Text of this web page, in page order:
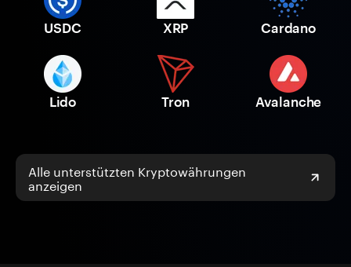
USDC XRP Cardano
Lido Tron Avalanche
Alle unterstützten Kryptowährungen
anzeigen